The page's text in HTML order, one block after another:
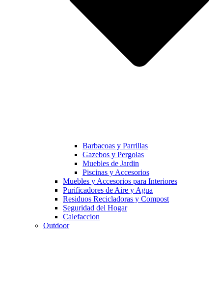
Barbacoas y Parrillas
Gazebos y Pergolas
Muebles de Jardin
Piscinas y Accesorios
Muebles y Accesorios para Interiores
Purificadores de Aire y Agua
Residuos Recicladoras y Compost
Seguridad del Hogar
Calefaccion
Outdoor